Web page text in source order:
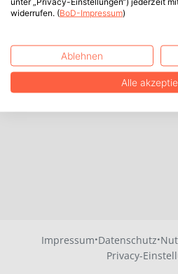
Impressum·Datenschutz·
Privacy-
widerrufen. (BoD-Impressum)
Ablehnen
Alle